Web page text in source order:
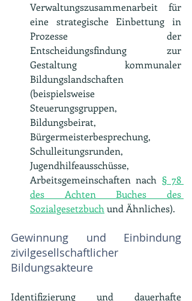
Verwaltungszusammenarbeit für
eine strategische Einbettung in
Prozesse der
Entscheidungsfindung zur
Gestaltung kommunaler
Bildungslandschaften
(beispielsweise
Steuerungsgruppen,
Bildungsbeirat,
Bürgermeisterbesprechung,
Schulleitungsrunden,
Jugendhilfeausschüsse,
Arbeitsgemeinschaften nach § 78
des Achten Buches des
Sozialgesetzbuch und Ähnliches).
Gewinnung und Einbindung
zivilgesellschaftlicher
Bildungsakteure
Identifizierung und dauerhafte